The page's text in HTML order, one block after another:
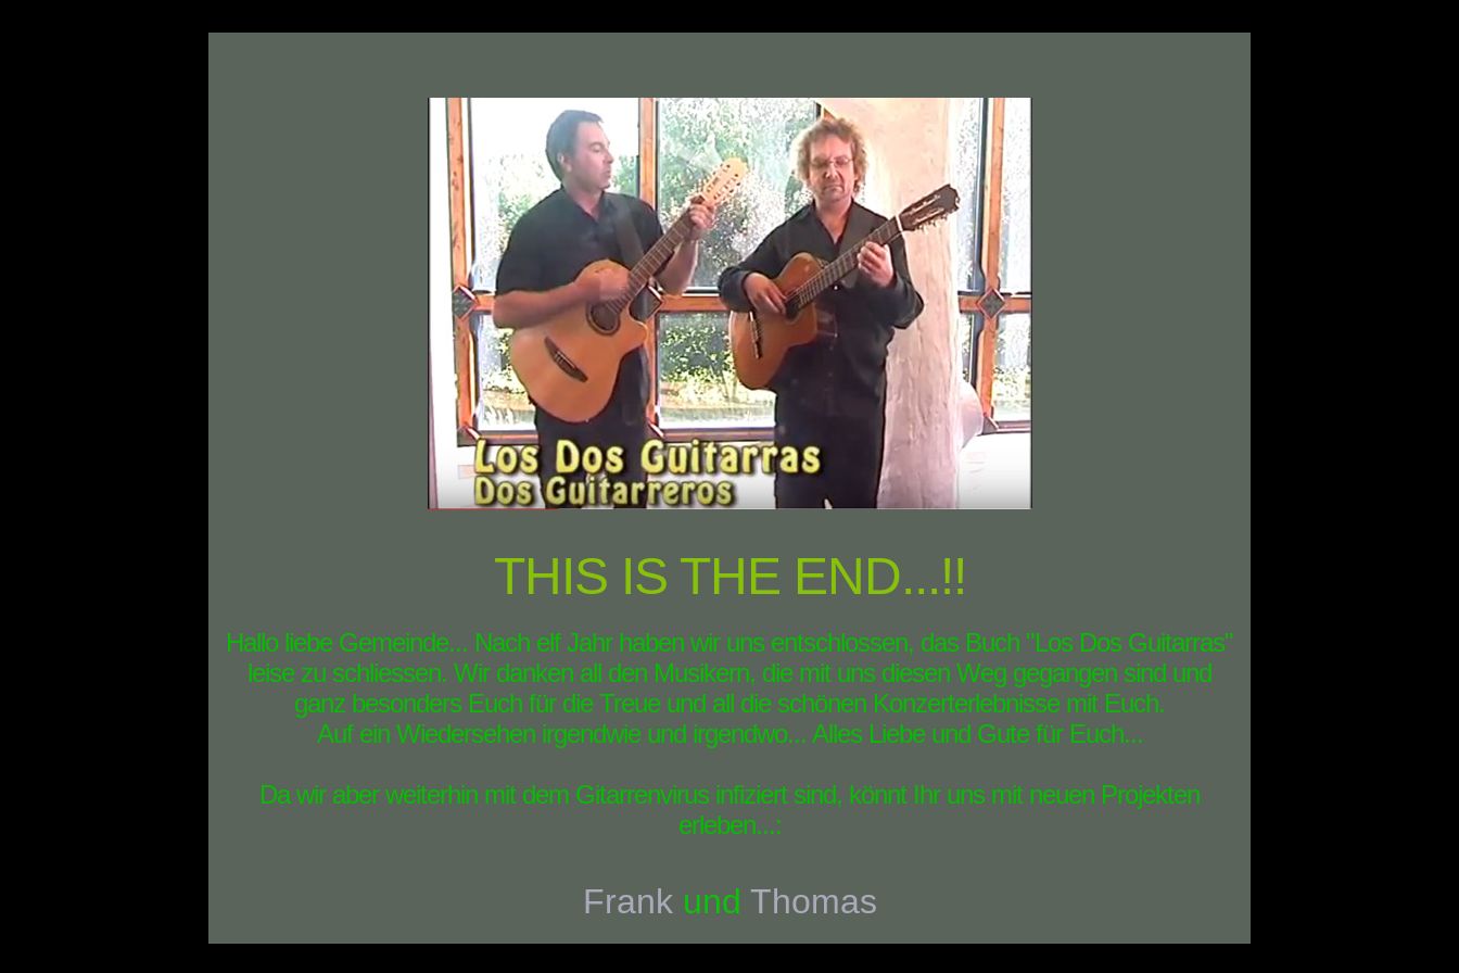
THIS IS THE END...!!
Hallo liebe Gemeinde... Nach elf Jahr haben wir uns entschlossen, das Buch "Los Dos Guitarras"
leise zu schliessen. Wir danken all den Musikern, die mit uns diesen Weg gegangen sind und
ganz besonders Euch für die Treue und all die schönen Konzerterlebnisse mit Euch.
Auf ein Wiedersehen irgendwie und irgendwo... Alles Liebe und Gute für Euch...
Da wir aber weiterhin mit dem Gitarrenvirus infiziert sind, könnt Ihr uns mit neuen Projekten
erleben...:
Frankund Thomas